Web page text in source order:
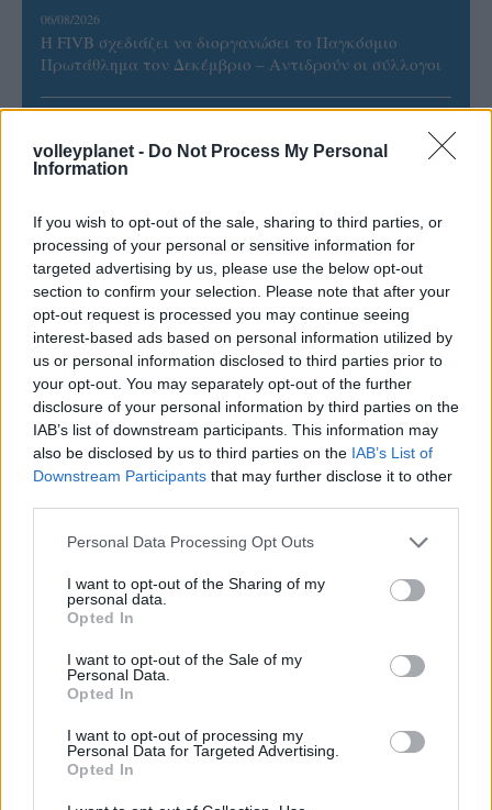
volleyplanet - Do Not Process My Personal
Information
If you wish to opt-out of the sale, sharing to third parties, or
processing of your personal or sensitive information for
targeted advertising by us, please use the below opt-out
section to confirm your selection. Please note that after your
opt-out request is processed you may continue seeing
interest-based ads based on personal information utilized by
us or personal information disclosed to third parties prior to
your opt-out. You may separately opt-out of the further
disclosure of your personal information by third parties on the
IAB’s list of downstream participants. This information may
also be disclosed by us to third parties on the IAB’s List of
Downstream Participants that may further disclose it to other
Please note that this website/app uses one or more Google
not limited to your visit or usage behaviour. You may click to
grant or deny consent to Google and its third-party tags to
use your data for below specified purposes in below Google
consent section.
Personal Data Processing Opt Outs
I want to opt-out of the Sharing of my
personal data.
Opted In
I want to opt-out of the Sale of my
Personal Data.
Opted In
I want to opt-out of processing my
Personal Data for Targeted Advertising.
Opted In
06/08/2026
Η FIVB σχεδιάζει να διοργανώσει το Παγκόσμιο
Πρωτάθλημα τον Δεκέμβριο – Αντιδρούν οι σύλλογοι
Έτοιμη για… υψηλές πτήσεις η Μπενφίκα του Ψάρρα
με τον «Ιπτάμενο Ολλανδό» Βίλτενμπουργκ
05/08/2026
Ισόπαλο το πρωτο φιλικό τεστ της Εθνικής στο
Ουρμπίνο
05/08/2026
Προς στρατηγική συνεργασία ΠΑΣΑΠΠ και
Πανεπιστημίου Πατρών
Από την Περούτζια του 2000
Παναθηναϊκού με την
ιστορία